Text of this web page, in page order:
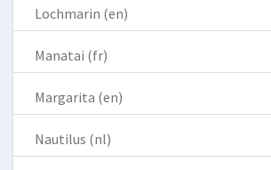
Lochmarin (en)
Manatai (fr)
Margarita (en)
Nautilus (nl)